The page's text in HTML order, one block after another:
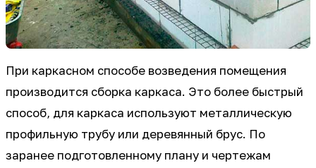
При каркасном способе возведения помещения
производится сборка каркаса. Это более быстрый
способ, для каркаса используют металлическую
профильную трубу или деревянный брус. По
заранее подготовленному плану и чертежам